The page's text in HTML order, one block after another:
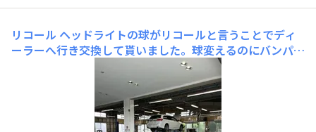
リコール ヘッドライトの球がリコールと言うことでディ
ーラーへ行き交換して貰いました。球変えるのにバンパー
外すんだ💦ついでにミッションオイル、エンジンオイルの
交換もして貰いました。センターデフのオイルはどうしま
すか？と聞かれましたが財布と相談して次の機会に💦どう
せならセンターだけじゃなくフロントとリアのデフも一